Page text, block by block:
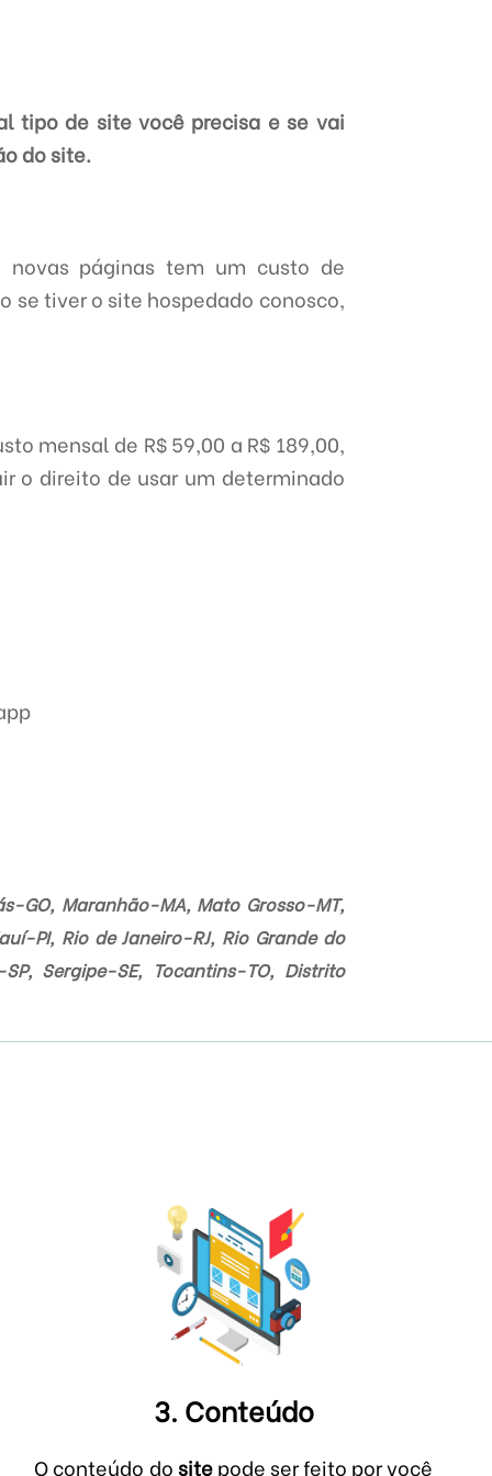
tipo de site você precisa e se vai
do site.
páginas tem um custo de
se tiver o site hospedado conosco,
mensal de R$ 59,00 a R$ 189,00,
o direito de usar um determinado
GO, Maranhão-MA, Mato Grosso-MT,
PI, Rio de Janeiro-RJ, Rio Grande do
Sergipe-SE, Tocantins-TO, Distrito
3. Conteúdo
O conteúdo dositepode ser feito por você